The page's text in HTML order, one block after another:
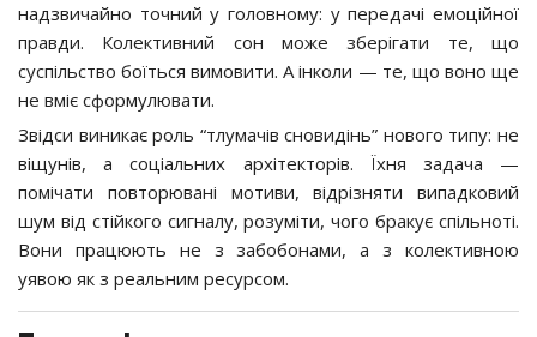
надзвичайно точний у головному: у передачі емоційної
правди. Колективний сон може зберігати те, що
суспільство боїться вимовити. А інколи — те, що воно ще
не вміє сформулювати.
Звідси виникає роль “тлумачів сновидінь” нового типу: не
віщунів, а соціальних архітекторів. Їхня задача —
помічати повторювані мотиви, відрізняти випадковий
шум від стійкого сигналу, розуміти, чого бракує спільноті.
Вони працюють не з забобонами, а з колективною
уявою як з реальним ресурсом.